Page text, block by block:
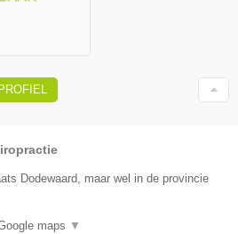
Dodewaard, maar wel in de provincie
maps ▼